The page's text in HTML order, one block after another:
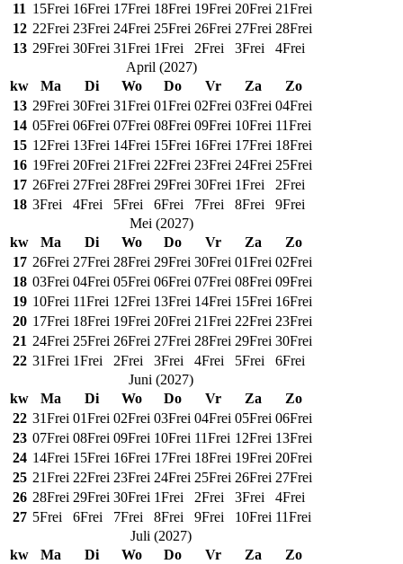
11 15Frei 16Frei 17Frei 18Frei 19Frei 20Frei 21Frei
12 22Frei 23Frei 24Frei 25Frei 26Frei 27Frei 28Frei
13 29Frei 30Frei 31Frei 1Frei 2Frei 3Frei 4Frei
April (2027)
kw
Ma Di Wo Do Vr Za
Zo
13 29Frei 30Frei 31Frei 01Frei 02Frei 03Frei 04Frei
14 05Frei 06Frei 07Frei 08Frei 09Frei 10Frei 11Frei
15 12Frei 13Frei 14Frei 15Frei 16Frei 17Frei 18Frei
16 19Frei 20Frei 21Frei 22Frei 23Frei 24Frei 25Frei
17 26Frei 27Frei 28Frei 29Frei 30Frei 1Frei 2Frei
18 3Frei 4Frei 5Frei 6Frei 7Frei 8Frei 9Frei
Mei (2027)
kw
Ma Di Wo Do Vr Za
Zo
17 26Frei 27Frei 28Frei 29Frei 30Frei 01Frei 02Frei
18 03Frei 04Frei 05Frei 06Frei 07Frei 08Frei 09Frei
19 10Frei 11Frei 12Frei 13Frei 14Frei 15Frei 16Frei
20 17Frei 18Frei 19Frei 20Frei 21Frei 22Frei 23Frei
21 24Frei 25Frei 26Frei 27Frei 28Frei 29Frei 30Frei
22 31Frei 1Frei 2Frei 3Frei 4Frei 5Frei 6Frei
Juni (2027)
kw
Ma Di Wo Do Vr Za
Zo
22 31Frei 01Frei 02Frei 03Frei 04Frei 05Frei 06Frei
23 07Frei 08Frei 09Frei 10Frei 11Frei 12Frei 13Frei
24 14Frei 15Frei 16Frei 17Frei 18Frei 19Frei 20Frei
25 21Frei 22Frei 23Frei 24Frei 25Frei 26Frei 27Frei
26 28Frei 29Frei 30Frei 1Frei 2Frei 3Frei 4Frei
27 5Frei 6Frei 7Frei 8Frei 9Frei 10Frei 11Frei
Juli (2027)
kw
Ma Di Wo Do Vr Za
Zo